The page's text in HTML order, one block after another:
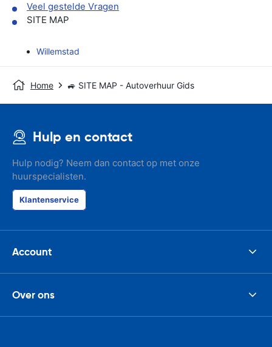
Veel gestelde Vragen
SITE MAP
Willemstad
Home 🚙 SITE MAP - Autoverhuur Gids
Hulp en contact
Hulp nodig? Neem dan contact op met onze
huurspecialisten.
Klantenservice
Account
Over ons